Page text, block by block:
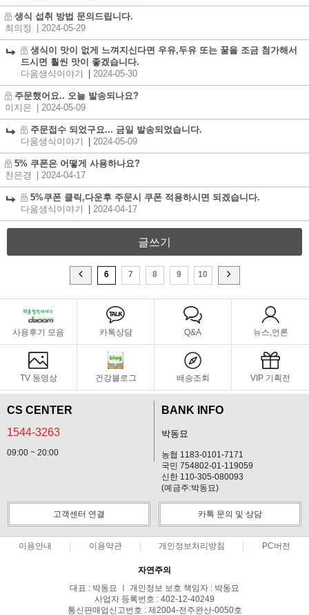
생식 섭취 방법 문의드립니다.
최의정
| 2024-05-29
생식이 맛이 없게 느껴지신다면 우유,두유 또는 꿀을 조금 첨가해서
드시면 훨씬 맛이 좋겠습니다.
다움생식이야기
2024-05-30
주문했어요.. 오늘 발송되나요?
이지은
| 2024-05-09
주문접수 되었구요... 금일 발송되었습니다.
다움생식이야기
2024-05-09
5% 쿠폰은 어떻게 사용하나요?
천은경
| 2024-04-17
5%쿠폰 클릭,다운후 주문시 쿠폰 적용하시면 되겠습니다.
다움생식이야기
2024-04-17
글쓰기
6 7 8 9 10
사용후기 모음 카톡상담 Q&A 뉴스,언론
TV 동영상 건강블로그 배송조회 VIP 기획전
CS CENTER
1544-3263
09:00 ~ 20:00
BANK INFO
박동묘
농협 1183-0101-7171
국민 754802-01-119059
신한 110-305-080093
(예금주:박동묘)
고객센터 연결 카톡 문의 및 상담
이용안내 이용약관 개인정보처리방침 PC버전
자연주의
대표 : 박동묘 ㅣ 개인정보 보호 책임자 : 박동묘
사업자 등록번호 : 402-12-40249
통신판매업신고번호 : 제2004-전주완산-0050호